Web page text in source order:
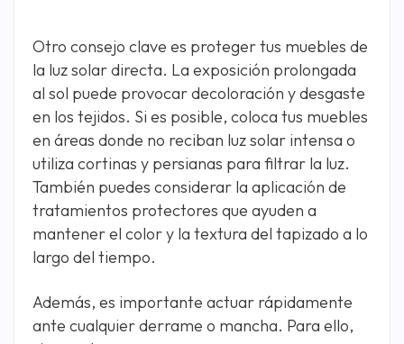
Otro consejo clave es proteger tus muebles de
la luz solar directa. La exposición prolongada
al sol puede provocar decoloración y desgaste
en los tejidos. Si es posible, coloca tus muebles
en áreas donde no reciban luz solar intensa o
utiliza cortinas y persianas para filtrar la luz.
También puedes considerar la aplicación de
tratamientos protectores que ayuden a
mantener el color y la textura del tapizado a lo
largo del tiempo.
Además, es importante actuar rápidamente
ante cualquier derrame o mancha. Para ello,